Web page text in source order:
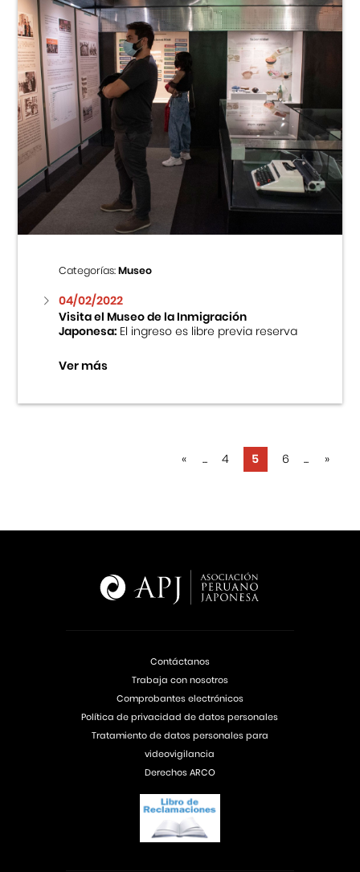
Categorías:Museo
04/02/2022
Visita el Museo de la Inmigración
Japonesa:El ingreso es libre previa reserva
Ver más
« ... 4 5 6 ... »
Contáctanos
Trabaja con nosotros
Comprobantes electrónicos
Política de privacidad de datos personales
Tratamiento de datos personales para
videovigilancia
Derechos ARCO